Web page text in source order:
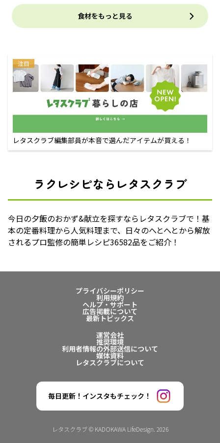
食材をもっと見る
注目
レタスクラブ編集部員が本音で選んだアイテムが買える！
ラクレシピならレタスクラブ
今日の夕飯のおかず&献立を探すならレタスクラブで！基
本の定番料理から人気料理まで、日々のへとへとから解放
されるプロ監修の簡単レシピ36582品をご紹介！
プライバシーポリシー
利用規約
ヘルプ・サポート
広告掲載について
最新トピックス
運営会社
推奨環境
利用者情報の外部送信について
媒体資料
レタスクラブについて
毎日更新！インスタもチェック！
レタスクラブ © KADOKAWA LifeDesign. 2026